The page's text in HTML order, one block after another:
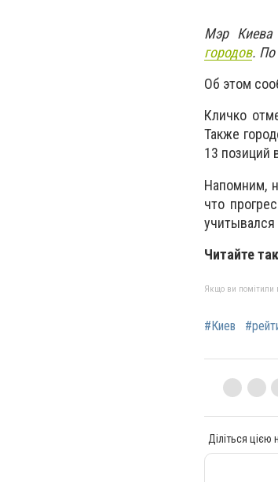
Мэр Киева
городов. По
Об этом
Кличко
Также
13 позиций
Напомним,
что
Читайте
Якщо ви помітили
#Киев
Діліться цією